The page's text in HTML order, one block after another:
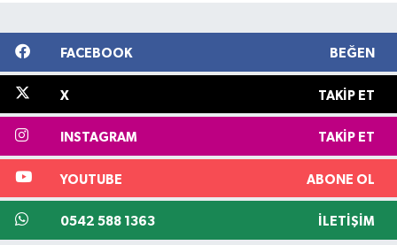
FACEBOOK BEĞEN
X TAKIP ET
INSTAGRAM TAKIP ET
YOUTUBE ABONE OL
0542 588 1363 İLETIŞIM